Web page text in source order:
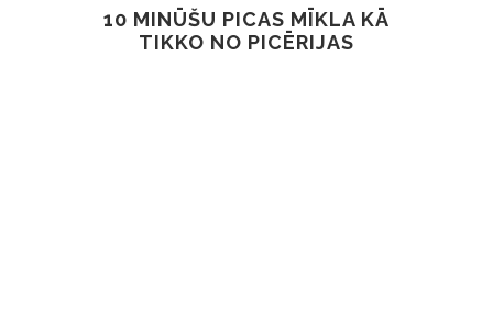
10 MINŪŠU PICAS MĪKLA KĀ
TIKKO NO PICĒRIJAS